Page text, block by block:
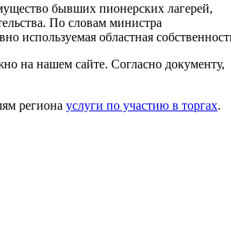
бывших пионерских лагерей,
По словам министра
используемая областная
на нашем сайте. Согласно документу,
региона услуги по участию в торгах.